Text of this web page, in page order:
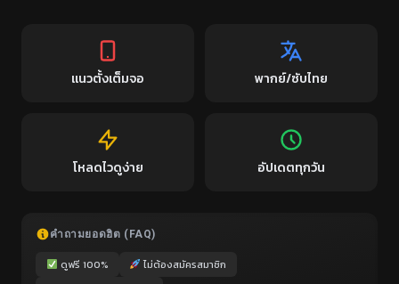
แนวตั้งเต็มจอ พากย์/ซับไทย
โหลดไวดูง่าย อัปเดตทุกวัน
คำถามยอดฮิต (FAQ)
ดูฟรี 100%
ไม่ต้องสมัครสมาชิก